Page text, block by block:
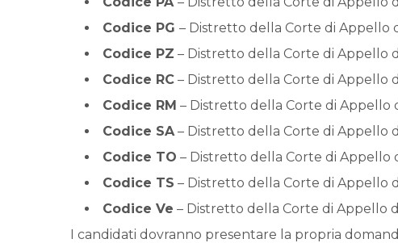
Codice PG – Distretto della Corte di Appello
Codice PZ – Distretto della Corte di Appello
Codice RC – Distretto della Corte di Appello
Codice RM – Distretto della Corte di Appello
Codice SA – Distretto della Corte di Appello
Codice TO – Distretto della Corte di Appello
Codice TS – Distretto della Corte di Appello
Codice Ve – Distretto della Corte di Appello
I candidati dovranno presentare la propria